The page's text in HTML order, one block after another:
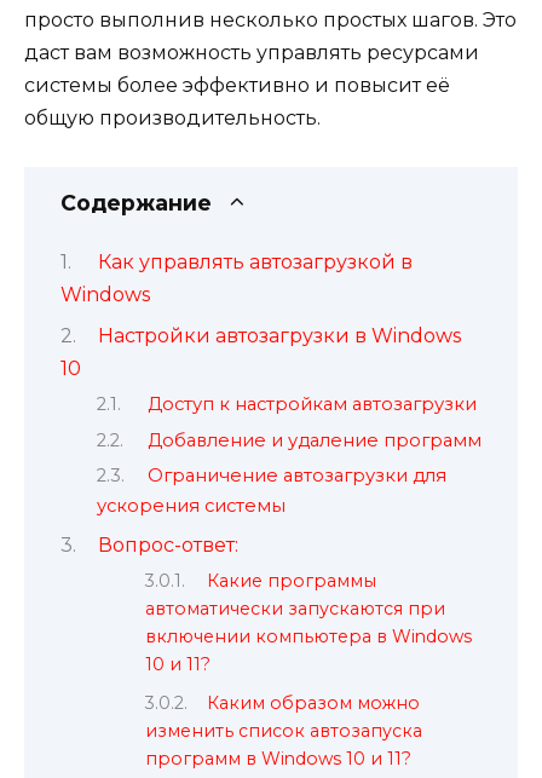
просто выполнив несколько простых шагов. Это
даст вам возможность управлять ресурсами
системы более эффективно и повысит её
общую производительность.
Содержание
Как управлять автозагрузкой в
Windows
Настройки автозагрузки в Windows
10
Доступ к настройкам автозагрузки
Добавление и удаление программ
Ограничение автозагрузки для
ускорения системы
Вопрос-ответ:
Какие программы
автоматически запускаются при
включении компьютера в Windows
10 и 11?
Каким образом можно
изменить список автозапуска
программ в Windows 10 и 11?